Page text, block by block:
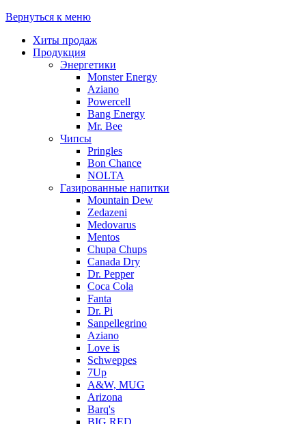
Вернуться к меню
Хиты продаж
Продукция
Энергетики
Monster Energy
Aziano
Powercell
Bang Energy
Mr. Bee
Чипсы
Pringles
Bon Chance
NOLTA
Газированные напитки
Mountain Dew
Zedazeni
Medovarus
Mentos
Chupa Chups
Canada Dry
Dr. Pepper
Coca Cola
Fanta
Dr. Pi
Sanpellegrino
Aziano
Love is
Schweppes
7Up
A&W, MUG
Arizona
Barq's
BIG RED